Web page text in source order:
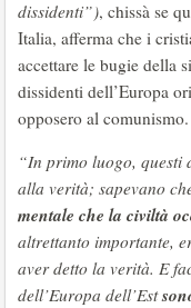
dissidenti”), chissà se
Italia, afferma che i
accettare le bugie della
dissidenti dell’Europa
opposero al comunismo.
“In primo luogo, questi
alla verità; sapevano
mentale che la civiltà
altrettanto importante,
aver detto la verità. E
dell’Europa dell’Est